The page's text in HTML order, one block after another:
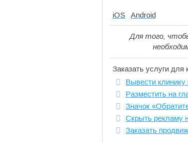
iOS Android
Для того,
Заказать услуги для
Вывести клинику
Разместить на
Значок
Скрыть рекламу
Заказать